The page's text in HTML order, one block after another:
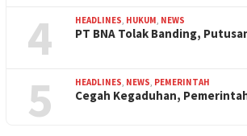
4 HEADLINES HUKUM NEWS
PT BNA Tolak Banding,
5 HEADLINES NEWS PEMERINTAH
Cegah Kegaduhan,